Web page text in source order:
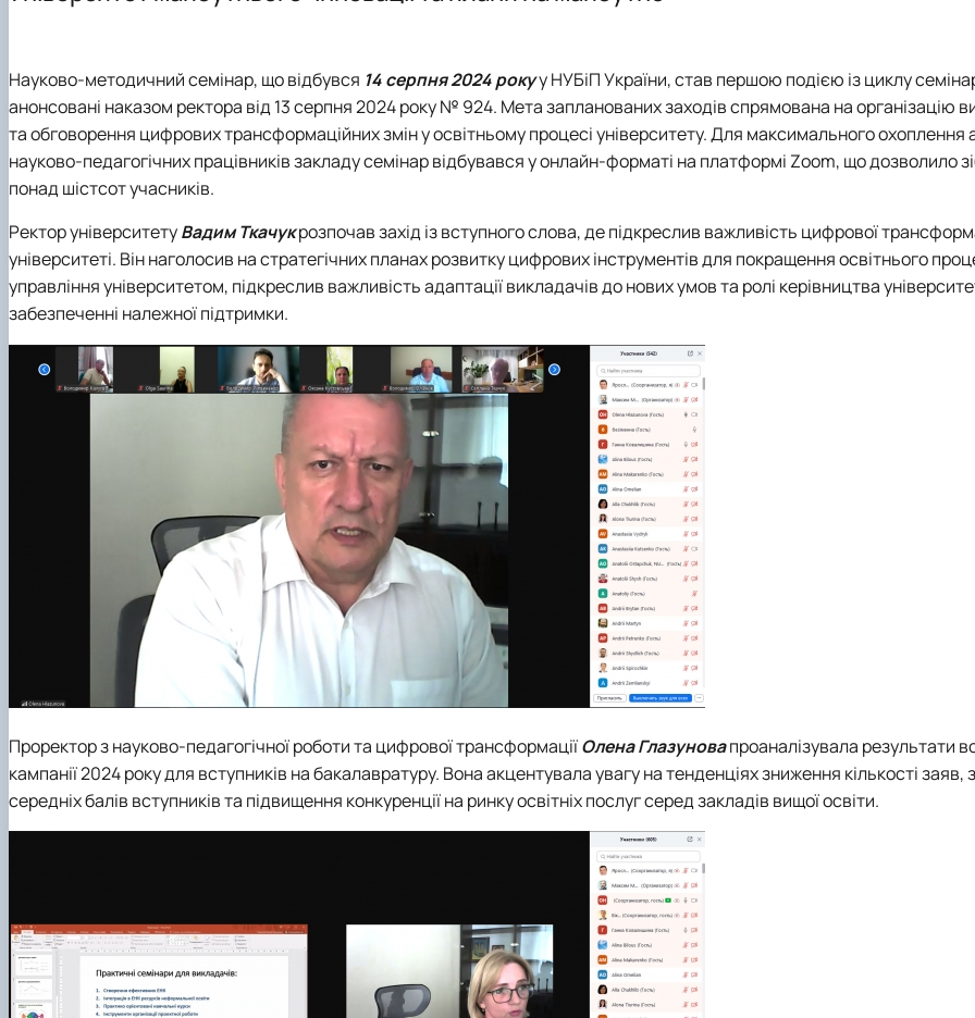
D3 «Менеджмент» ОПП «Управління закладом освіти» -
Як стати студентом?
Підготовка до ЄВІ
Підготовчі курси до НМТ
Правила прийому 2026
Контактні дані
Управління закладом освіти (професійна)
Електронні навчальні курси
Аспіранти
Науковий гурток
Науково-методичний семінар, що відбувся 14 серпня 2024 рокуу НУБіП України, став першою подією із циклу
анонсовані наказом ректора від 13 серпня 2024 року № 924. Мета запланованих заходів спрямована на організацію
та обговорення цифрових трансформаційних змін у освітньому процесі університету. Для максимального охоплення
науково-педагогічних працівників закладу семінар відбувався у онлайн-форматі на платформі Zoom, що дозволило
понад шістсот учасників.
Ректор університетуВадим Ткачукрозпочав захід із вступного слова, де підкреслив важливість цифрової
університеті. Він наголосив на стратегічних планах розвитку цифрових інструментів для покращення освітнього
управління університетом, підкреслив важливість адаптації викладачів до нових умов та ролі керівництва
забезпеченні належної підтримки.
Проректор з науково-педагогічної роботи та цифрової трансформаціїОлена Глазуновапроаналізувала результати
кампанії 2024 року для вступників на бакалавратуру. Вона акцентувала увагу на тенденціях зниження кількості
середніх балів вступників та підвищення конкуренції на ринку освітніх послуг серед закладів вищої освіти.